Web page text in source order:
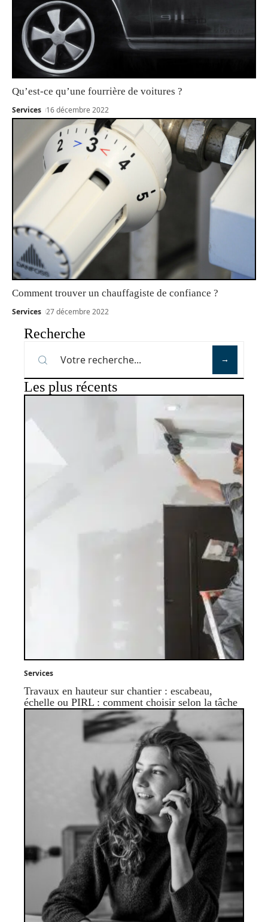
Qu’est-ce qu’une fourrière de voitures ?
Services 16 décembre 2022
Comment trouver un chauffagiste de confiance ?
Services 27 décembre 2022
Recherche
Les plus récents
Services
Travaux en hauteur sur chantier : escabeau,
échelle ou PIRL : comment choisir selon la tâche